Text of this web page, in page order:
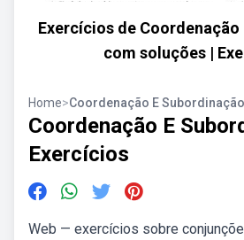
Exercícios de
com soluções |
Home>Coordenação E
Coordenação E
Exercícios
Web — exercícios sobre